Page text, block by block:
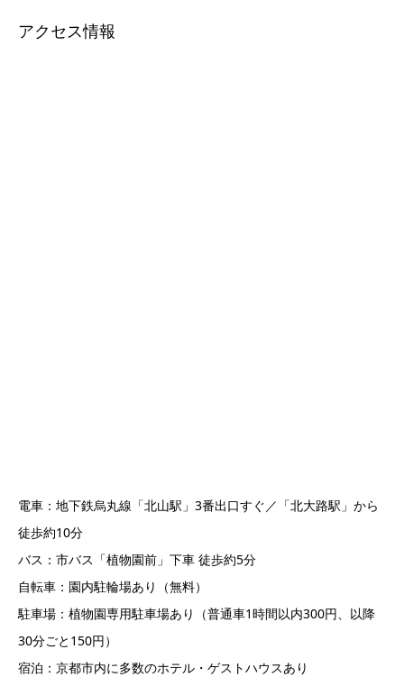
アクセス情報
電車：地下鉄烏丸線「北山駅」3番出口すぐ／「北大路駅」から
徒歩約10分
バス：市バス「植物園前」下車 徒歩約5分
自転車：園内駐輪場あり（無料）
駐車場：植物園専用駐車場あり（普通車1時間以内300円、以降
30分ごと150円）
宿泊：京都市内に多数のホテル・ゲストハウスあり